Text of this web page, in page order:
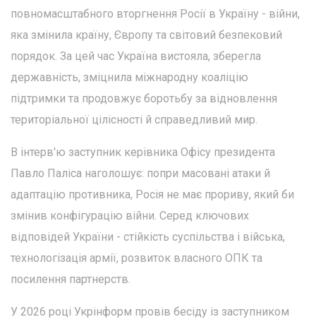
повномасштабного вторгнення Росії в Україну - війни,
яка змінила країну, Європу та світовий безпековий
порядок. За цей час Україна вистояла, зберегла
державність, зміцнила міжнародну коаліцію
підтримки та продовжує боротьбу за відновлення
територіальної цілісності й справедливий мир.
В інтерв'ю заступник керівника Офісу президента
Павло Паліса наголошує: попри масовані атаки й
адаптацію противника, Росія не має прориву, який би
змінив конфігурацію війни. Серед ключових
відповідей України - стійкість суспільства і війська,
технологізація армії, розвиток власного ОПК та
посилення партнерств.
У 2026 році Укрінформ провів бесіду із заступником